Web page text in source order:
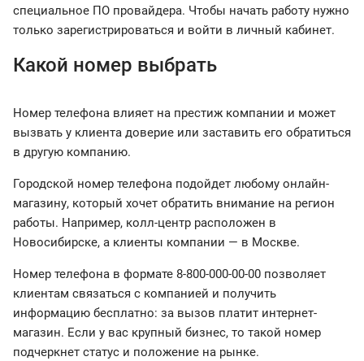
специальное ПО провайдера. Чтобы начать работу нужно
только зарегистрироваться и войти в личный кабинет.
Какой номер выбрать
Номер телефона влияет на престиж компании и может
вызвать у клиента доверие или заставить его обратиться
в другую компанию.
Городской номер телефона подойдет любому онлайн-
магазину, который хочет обратить внимание на регион
работы. Например, колл-центр расположен в
Новосибирске, а клиенты компании — в Москве.
Номер телефона в формате 8-800-000-00-00 позволяет
клиентам связаться с компанией и получить
информацию бесплатно: за вызов платит интернет-
магазин. Если у вас крупный бизнес, то такой номер
подчеркнет статус и положение на рынке.